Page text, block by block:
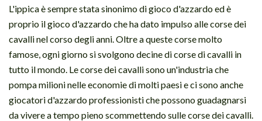
L'ippica è sempre stata sinonimo di gioco d'azzardo ed è
proprio il gioco d'azzardo che ha dato impulso alle corse dei
cavalli nel corso degli anni. Oltre a queste corse molto
famose, ogni giorno si svolgono decine di corse di cavalli in
tutto il mondo. Le corse dei cavalli sono un'industria che
pompa milioni nelle economie di molti paesi e ci sono anche
giocatori d'azzardo professionisti che possono guadagnarsi
da vivere a tempo pieno scommettendo sulle corse dei cavalli.